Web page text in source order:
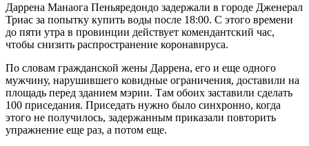
Даррена Манаога Пеньяредондо задержали в городе Дженерал
Триас за попытку купить воды после 18:00. С этого времени
до пяти утра в провинции действует комендантский час,
чтобы снизить распространение коронавируса.
По словам гражданской жены Даррена, его и еще одного
мужчину, нарушившего ковидные ограничения, доставили на
площадь перед зданием мэрии. Там обоих заставили сделать
100 приседания. Приседать нужно было синхронно, когда
этого не получилось, задержанным приказали повторить
упражнение еще раз, а потом еще.